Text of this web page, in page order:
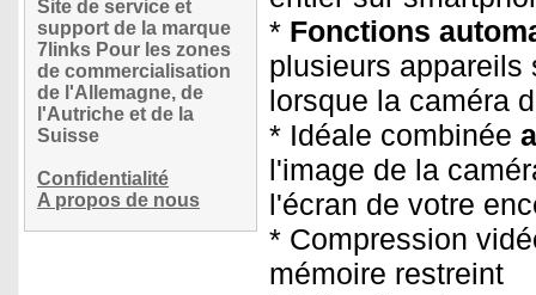
Site de service et
support de la marque
7links Pour les zones
de commercialisation
de l'Allemagne, de
l'Autriche et de la
Suisse
Confidentialité
A propos de nous
* Fonctions
plusieurs appareils
lorsque la caméra
* Idéale combinée
l'image de la
l'écran de votre
* Compression
mémoire restreint